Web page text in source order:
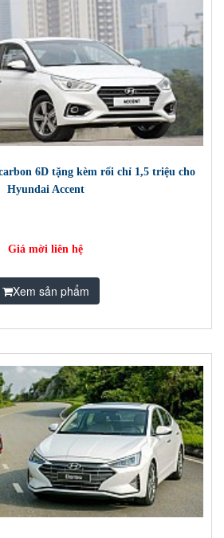
6D tặng kèm rối chỉ 1,5 triệu cho
Hyundai Accent
Giá mời liên hệ
Xem sản phẩm